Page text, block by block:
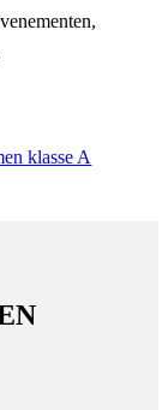
klasse A